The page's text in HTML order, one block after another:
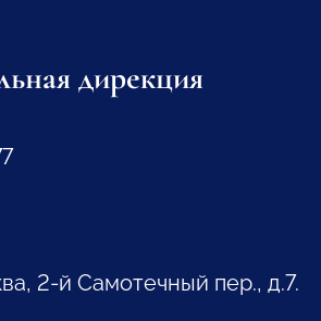
дирекция
2-й Самотечный пер., д.7.